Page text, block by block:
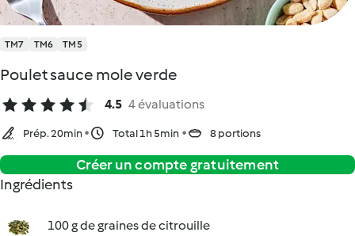
TM7 TM6 TM5
Poulet sauce mole verde
4.5 4 évaluations
Prép. 20min Total 1h 5min 8 portions
Créer un compte gratuitement
Ingrédients
100 g de graines de citrouille